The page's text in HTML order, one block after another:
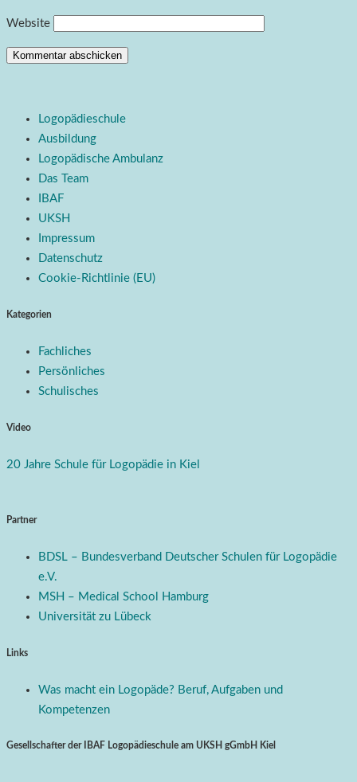
Website
Logopädieschule
Ausbildung
Logopädische Ambulanz
Das Team
IBAF
UKSH
Impressum
Datenschutz
Cookie-Richtlinie (EU)
Kategorien
Fachliches
Persönliches
Schulisches
Video
20 Jahre Schule für Logopädie in Kiel
Partner
BDSL – Bundesverband Deutscher Schulen für Logopädie
e.V.
MSH – Medical School Hamburg
Universität zu Lübeck
Links
Was macht ein Logopäde? Beruf, Aufgaben und
Kompetenzen
Gesellschafter der IBAF Logopädieschule am UKSH gGmbH Kiel